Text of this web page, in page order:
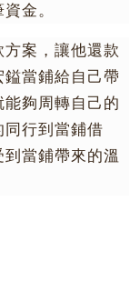
金。
案，讓他還款
當鋪給自己帶
夠周轉自己的
行到當鋪借
當鋪帶來的溫